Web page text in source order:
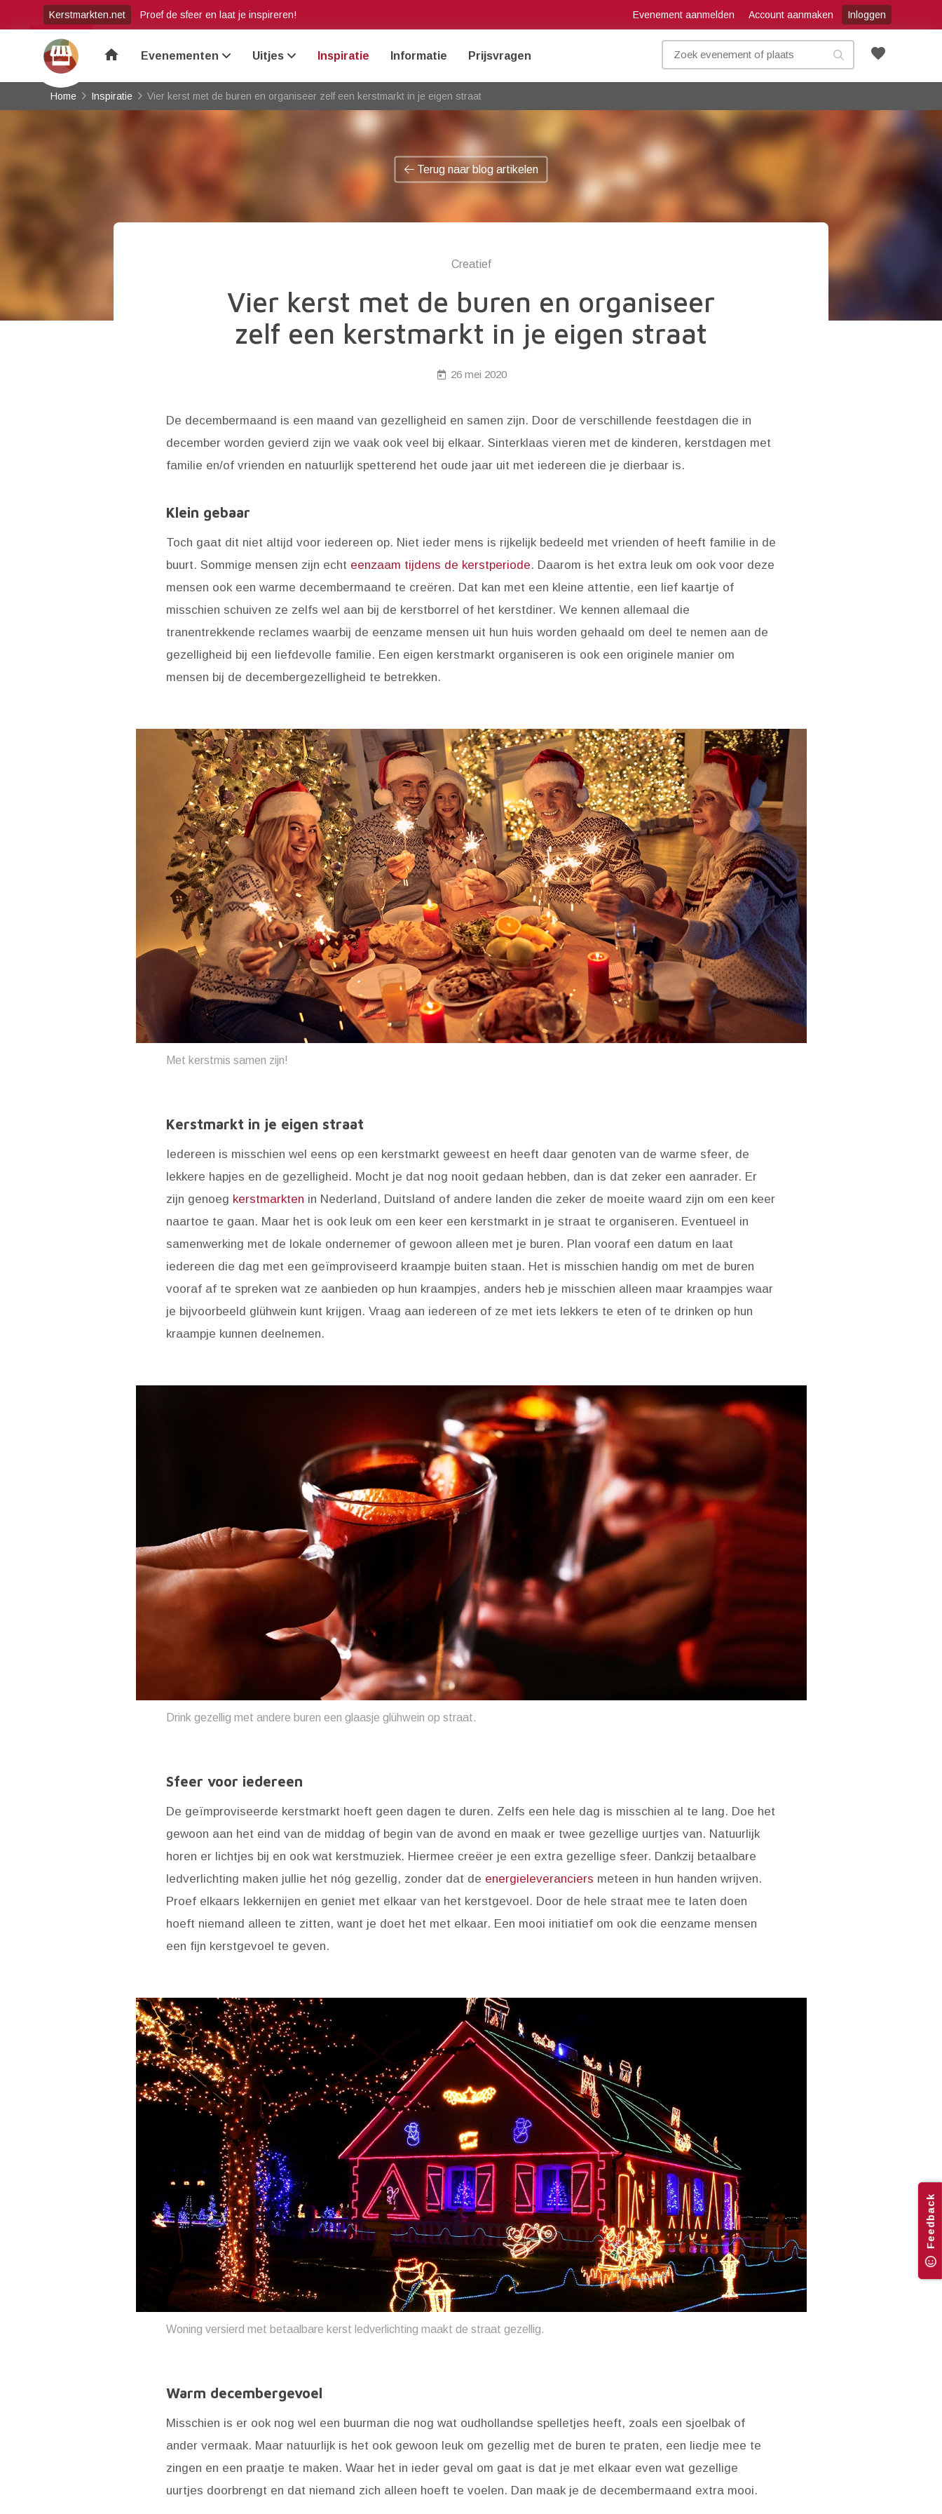
Kerstmarkten.net Proef de sfeer en laat je inspireren! Evenement aanmelden Account aanmaken Inloggen
favorite
home Evenementen Uitjes Inspiratie Informatie Prijsvragen
Home Inspiratie Vier kerst met de buren en organiseer zelf een kerstmarkt in je eigen straat
Terug naar blog artikelen
Creatief
Vier kerst met de buren en organiseer
zelf een kerstmarkt in je eigen straat
26 mei 2020
De decembermaand is een maand van gezelligheid en samen zijn. Door de verschillende feestdagen die in
december worden gevierd zijn we vaak ook veel bij elkaar. Sinterklaas vieren met de kinderen, kerstdagen met
familie en/of vrienden en natuurlijk spetterend het oude jaar uit met iedereen die je dierbaar is.
Klein gebaar
Toch gaat dit niet altijd voor iedereen op. Niet ieder mens is rijkelijk bedeeld met vrienden of heeft familie in de
buurt. Sommige mensen zijn echt eenzaam tijdens de kerstperiode. Daarom is het extra leuk om ook voor deze
mensen ook een warme decembermaand te creëren. Dat kan met een kleine attentie, een lief kaartje of
misschien schuiven ze zelfs wel aan bij de kerstborrel of het kerstdiner. We kennen allemaal die
tranentrekkende reclames waarbij de eenzame mensen uit hun huis worden gehaald om deel te nemen aan de
gezelligheid bij een liefdevolle familie. Een eigen kerstmarkt organiseren is ook een originele manier om
mensen bij de decembergezelligheid te betrekken.
Met kerstmis samen zijn!
Kerstmarkt in je eigen straat
Iedereen is misschien wel eens op een kerstmarkt geweest en heeft daar genoten van de warme sfeer, de
lekkere hapjes en de gezelligheid. Mocht je dat nog nooit gedaan hebben, dan is dat zeker een aanrader. Er
zijn genoeg kerstmarkten in Nederland, Duitsland of andere landen die zeker de moeite waard zijn om een keer
naartoe te gaan. Maar het is ook leuk om een keer een kerstmarkt in je straat te organiseren. Eventueel in
samenwerking met de lokale ondernemer of gewoon alleen met je buren. Plan vooraf een datum en laat
iedereen die dag met een geïmproviseerd kraampje buiten staan. Het is misschien handig om met de buren
vooraf af te spreken wat ze aanbieden op hun kraampjes, anders heb je misschien alleen maar kraampjes waar
je bijvoorbeeld glühwein kunt krijgen. Vraag aan iedereen of ze met iets lekkers te eten of te drinken op hun
kraampje kunnen deelnemen.
Drink gezellig met andere buren een glaasje glühwein op straat.
Sfeer voor iedereen
De geïmproviseerde kerstmarkt hoeft geen dagen te duren. Zelfs een hele dag is misschien al te lang. Doe het
gewoon aan het eind van de middag of begin van de avond en maak er twee gezellige uurtjes van. Natuurlijk
horen er lichtjes bij en ook wat kerstmuziek. Hiermee creëer je een extra gezellige sfeer. Dankzij betaalbare
ledverlichting maken jullie het nóg gezellig, zonder dat de energieleveranciers meteen in hun handen wrijven.
Proef elkaars lekkernijen en geniet met elkaar van het kerstgevoel. Door de hele straat mee te laten doen
hoeft niemand alleen te zitten, want je doet het met elkaar. Een mooi initiatief om ook die eenzame mensen
een fijn kerstgevoel te geven.
Woning versierd met betaalbare kerst ledverlichting maakt de straat gezellig.
Warm decembergevoel
Misschien is er ook nog wel een buurman die nog wat oudhollandse spelletjes heeft, zoals een sjoelbak of
ander vermaak. Maar natuurlijk is het ook gewoon leuk om gezellig met de buren te praten, een liedje mee te
zingen en een praatje te maken. Waar het in ieder geval om gaat is dat je met elkaar even wat gezellige
uurtjes doorbrengt en dat niemand zich alleen hoeft te voelen. Dan maak je de decembermaand extra mooi.
Feedback